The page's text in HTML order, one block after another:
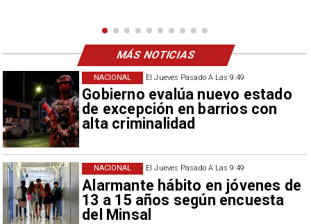
El Jueves Pasado A Las 9:49
Gobierno evalúa nuevo estado
de excepción en barrios con
alta criminalidad
NACIONAL
El Jueves Pasado A Las 9:49
Alarmante hábito en jóvenes de
13 a 15 años según encuesta
del Minsal
NACIONAL
MÁS NOTICIAS